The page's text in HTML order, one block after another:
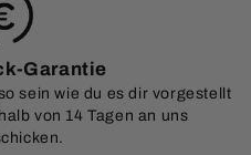
Garantie
sein wie du es dir vorgestellt
von 14 Tagen an uns